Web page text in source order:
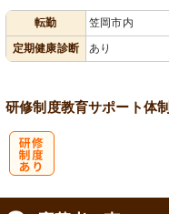
転勤
笠岡市内
定期健康診断
あり
研修制度教育サポート体制